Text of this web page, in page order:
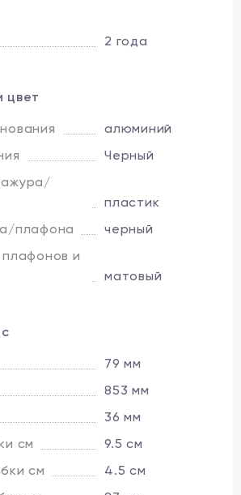
2 года
цвет
алюминий
Черный
пластик
плафона
черный
и
матовый
79 мм
853 мм
36 мм
см
9.5 см
см
4.5 см